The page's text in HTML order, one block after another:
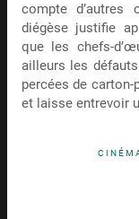
compte
diégèse justifie
que les chefs-
ailleurs les
percées de carton-
et laisse entrevoir